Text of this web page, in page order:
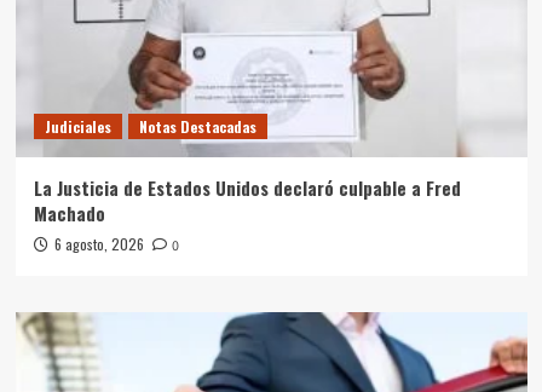
Judiciales Notas Destacadas
La Justicia de Estados Unidos declaró culpable a Fred
Machado
6 agosto, 2026 0